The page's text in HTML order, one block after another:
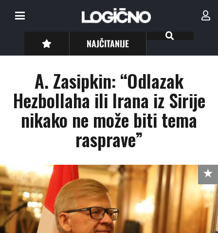
NAJČITANIJE
A. Zasipkin: “Odlazak
Hezbollaha ili Irana iz Sirije
nikako ne može biti tema
rasprave”